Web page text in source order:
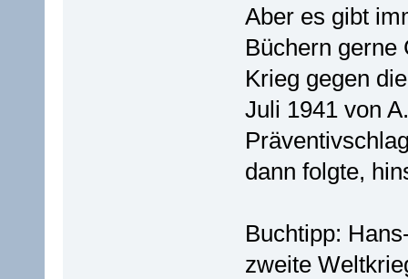
Aber es gibt
Büchern gerne
Krieg gegen
Juli 1941 von
dann folgte,
Buchtipp:
zweite